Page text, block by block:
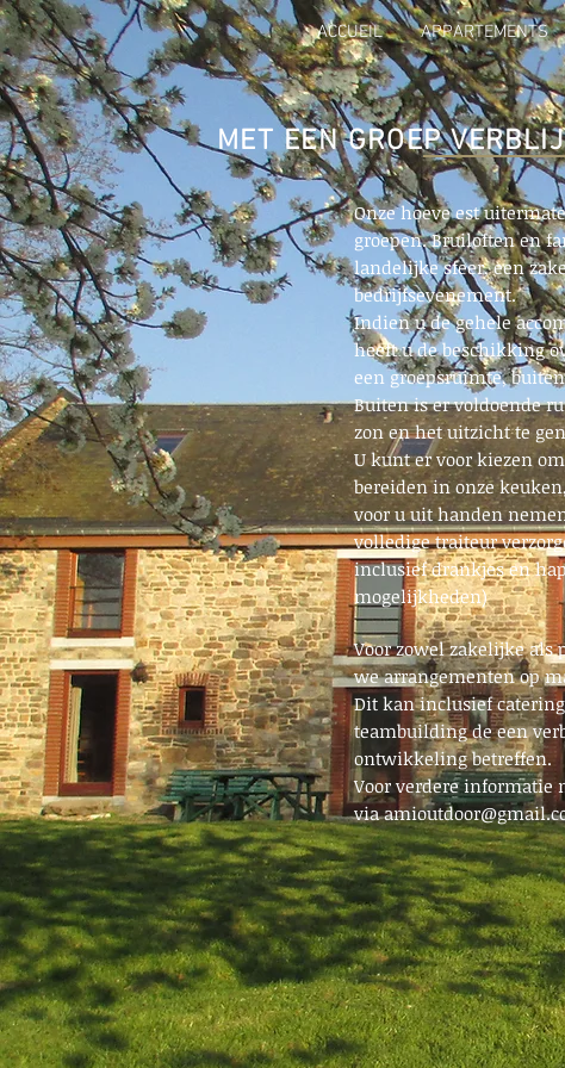
ACCUEIL APPARTEMENTS
MET EEN GROEP
Onze hoeve est
groepen. Bruiloften en
landelijke sfeer, een
bedrijfsevenement.
Indien u de gehele
heeft u de beschikking
een groepsruimte,
Buiten is er voldoende
zon en het uitzicht te
U kunt er voor kiezen
bereiden in onze
voor u uit handen
volledige traiteur
inclusief drankjes en
mogelijkheden)
Voor zowel zakelijke als
we arrangementen op
Dit kan inclusief
teambuilding de een
ontwikkeling betreffen.
Voor verdere informatie
via